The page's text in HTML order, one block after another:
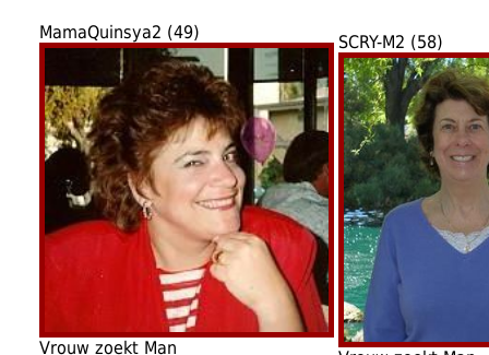
MamaQuinsya2 (49)
Vrouw zoekt Man
SCRY-M2 (58)